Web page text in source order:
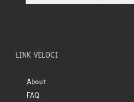
LINK VELOCI
About
FAQ